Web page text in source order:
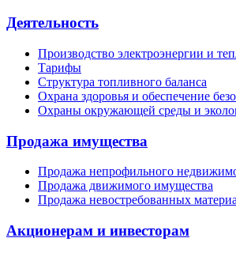
Деятельность
Производство электроэнергии и
Тарифы
Структура топливного баланса
Охрана здоровья и обеспечение
Охраны окружающей среды и
Продажа имущества
Продажа непрофильного
Продажа движимого имущества
Продажа невостребованных
Акционерам и инвесторам